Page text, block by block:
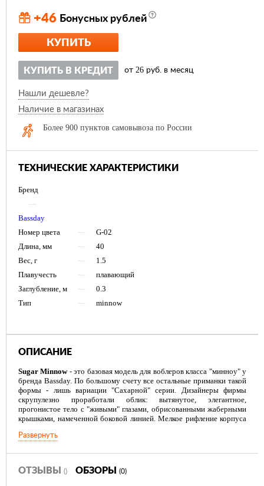
+46 Бонусных рублей
КУПИТЬ
КУПИТЬ В КРЕДИТ от 26 руб. в месяц
Нашли дешевле?
Наличие в магазинах
Более 900 пунктов самовывоза по России
ТЕХНИЧЕСКИЕ ХАРАКТЕРИСТИКИ
Бренд
—
Bassday
Номер цвета
—
G-02
Длина, мм
—
40
Вес, г
—
1.5
Плавучесть
—
плавающий
Заглубление, м
—
0.3
Тип
— minnow
ОПИСАНИЕ
Sugar Minnow- это базовая модель для воблеров класса "минноу" у
бренда Bassday. По большому счету все остальные приманки такой
формы - лишь вариации "Сахарной" серии. Дизайнеры фирмы
скрупулезно проработали облик: вытянутое, элегантное,
прогонистое тело с "живыми" глазами, обрисованными жаберными
крышками, намеченной боковой линией. Мелкое рифление корпуса
привлекательные блики. Живая игра с характерным широким
сонных, сытых хищников.
Sugar Minnow просты в управлении. Хотя классикой для анимации
Развернуть
ОТЗЫВЫ () ОБЗОРЫ (0)